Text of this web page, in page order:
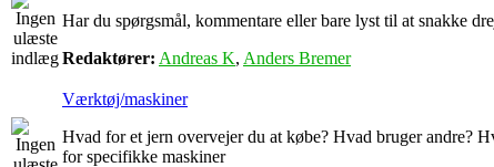
Har du spørgsmål, kommentare eller bare lyst til at snakke
Redaktører: Andreas K, Anders Bremer
Værktøj/maskiner
Hvad for et jern overvejer du at købe? Hvad bruger andre?
for specifikke maskiner